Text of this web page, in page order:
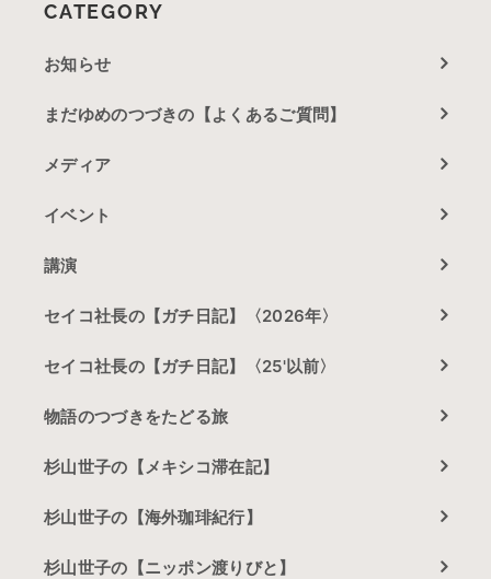
CATEGORY
お知らせ
まだゆめのつづきの【よくあるご質問】
メディア
イベント
講演
セイコ社長の【ガチ日記】〈2026年〉
セイコ社長の【ガチ日記】〈25'以前〉
物語のつづきをたどる旅
杉山世子の【メキシコ滞在記】
杉山世子の【海外珈琲紀行】
杉山世子の【ニッポン渡りびと】